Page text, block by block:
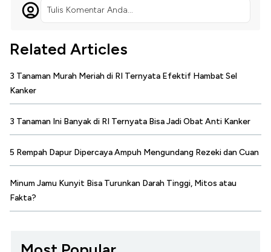
Tulis Komentar Anda...
Related Articles
3 Tanaman Murah Meriah di RI Ternyata Efektif Hambat Sel
Kanker
3 Tanaman Ini Banyak di RI Ternyata Bisa Jadi Obat Anti Kanker
5 Rempah Dapur Dipercaya Ampuh Mengundang Rezeki dan Cuan
Minum Jamu Kunyit Bisa Turunkan Darah Tinggi, Mitos atau
Fakta?